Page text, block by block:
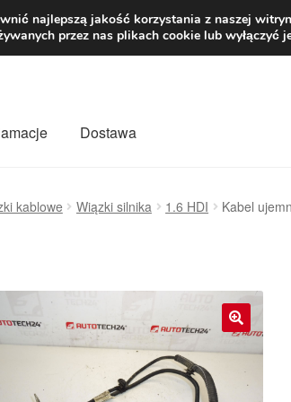
zł
Dostawa
kablowe Wiązki silnika 1.6 HDI Kabel
🔍
najlepszą jakość korzystania z naszej
przez nas plikach cookie lub wyłączyć